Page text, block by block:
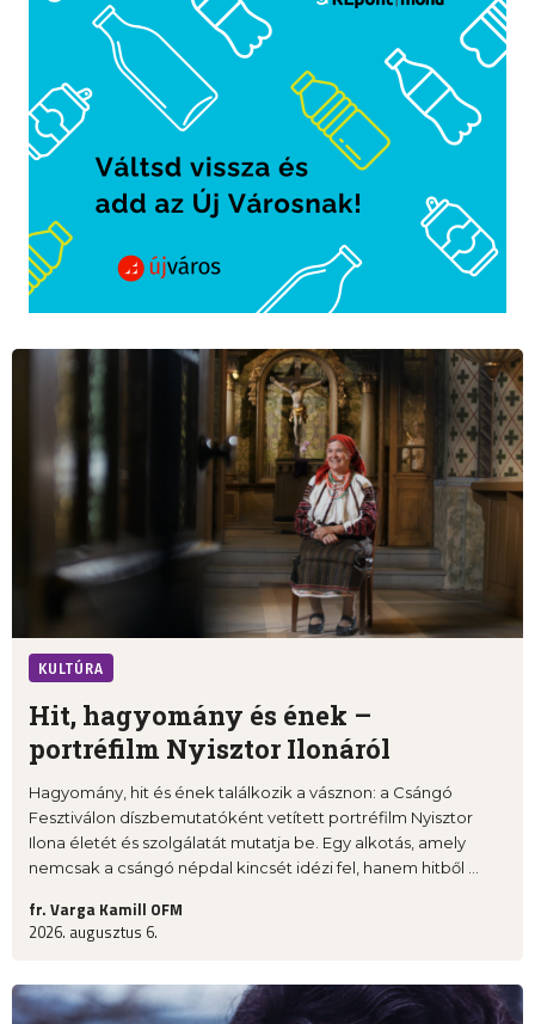
KULTÚRA
Hit, hagyomány és ének –
portréfilm Nyisztor Ilonáról
Hagyomány, hit és ének találkozik a vásznon: a Csángó
Fesztiválon díszbemutatóként vetített portréfilm Nyisztor
Ilona életét és szolgálatát mutatja be. Egy alkotás, amely
nemcsak a csángó népdal kincsét idézi fel, hanem hitből ...
fr. Varga Kamill OFM
2026. augusztus 6.